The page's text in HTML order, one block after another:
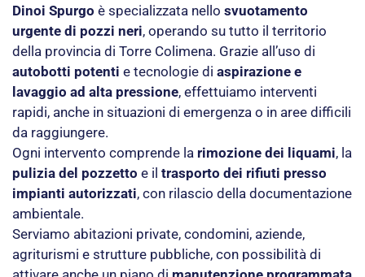
Dinoi Spurgo è specializzata nello svuotamento
urgente di pozzi neri, operando su tutto il territorio
della provincia di Torre Colimena. Grazie all’uso di
autobotti potenti e tecnologie di aspirazione e
lavaggio ad alta pressione, effettuiamo interventi
rapidi, anche in situazioni di emergenza o in aree difficili
da raggiungere.
Ogni intervento comprende la rimozione dei liquami, la
pulizia del pozzetto e il trasporto dei rifiuti presso
impianti autorizzati, con rilascio della documentazione
ambientale.
Serviamo abitazioni private, condomini, aziende,
agriturismi e strutture pubbliche, con possibilità di